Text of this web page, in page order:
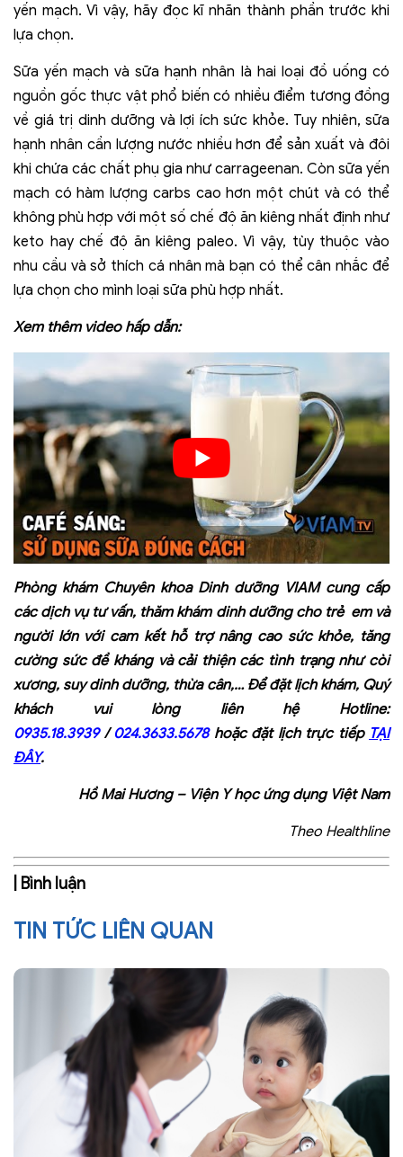
yến mạch. Vì vậy, hãy đọc kĩ nhãn thành phần trước khi
lựa chọn.
Sữa yến mạch và sữa hạnh nhân là hai loại đồ uống có
nguồn gốc thực vật phổ biến có nhiều điểm tương đồng
về giá trị dinh dưỡng và lợi ích sức khỏe. Tuy nhiên, sữa
hạnh nhân cần lượng nước nhiều hơn để sản xuất và đôi
khi chứa các chất phụ gia như carrageenan. Còn sữa yến
mạch có hàm lượng carbs cao hơn một chút và có thể
không phù hợp với một số chế độ ăn kiêng nhất định như
keto hay chế độ ăn kiêng paleo. Vì vậy, tùy thuộc vào
nhu cầu và sở thích cá nhân mà bạn có thể cân nhắc để
lựa chọn cho mình loại sữa phù hợp nhất.
Xem thêm video hấp dẫn:
Phòng khám Chuyên khoa Dinh dưỡng VIAM cung cấp
các dịch vụ tư vấn, thăm khám dinh dưỡng cho trẻ em và
người lớn với cam kết hỗ trợ nâng cao sức khỏe, tăng
cường sức đề kháng và cải thiện các tình trạng như còi
xương, suy dinh dưỡng, thừa cân,… Để đặt lịch khám, Quý
khách vui lòng liên hệ Hotline:
0935.18.3939/024.3633.5678hoặc đặt lịch trực tiếp TẠI
ĐÂY.
Hồ Mai Hương –Viện Y học ứng dụng Việt Nam
Theo Healthline
| Bình luận
TIN TỨC LIÊN QUAN